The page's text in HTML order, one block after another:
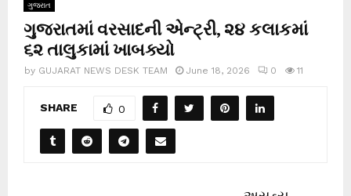
ગુજરાત
ગુજરાતમાં વરસાદની એન્ટ્રી, ૨૪ કલાકમાં
૬૨ તાલુકામાં ખાબક્યો
by GUJARAT NEWS DESK TEAM June 18, 2026 0 11
SHARE 0